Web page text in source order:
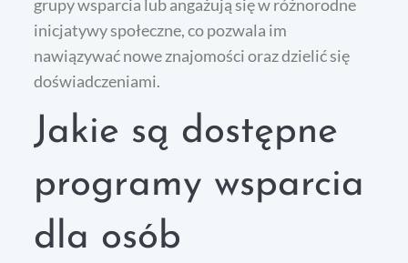
grupy wsparcia lub angażują się w różnorodne
inicjatywy społeczne, co pozwala im
nawiązywać nowe znajomości oraz dzielić się
doświadczeniami.
Jakie są dostępne
programy wsparcia
dla osób